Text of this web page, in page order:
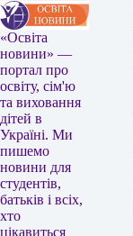
«Освіта
новини» —
портал про
освіту, сім'ю
та виховання
дітей в
Україні. Ми
пишемо
новини для
студентів,
батьків і всіх,
хто
цікавиться